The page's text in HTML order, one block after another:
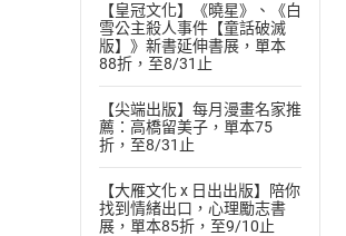
【皇冠文化】《曉星》、《白
雪公主殺人事件【童話破滅
版】》新書延伸書展，單本
88折，至8/31止
【尖端出版】每月漫畫名家推
薦：高橋留美子，單本75
折，至8/31止
【大雁文化 x 日出出版】陪你
找到情緒出口，心理勵志書
展，單本85折，至9/10止